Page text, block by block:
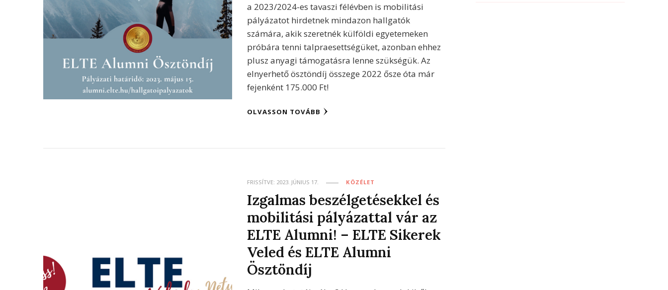
a 2023/2024-es tavaszi félévben is mobilitási
pályázatot hirdetnek mindazon hallgatók
számára, akik szeretnék külföldi egyetemeken
próbára tenni talpraesettségüket, azonban ehhez
plusz anyagi támogatásra lenne szükségük. Az
elnyerhető ösztöndíj összege 2022 ősze óta már
fejenként 175.000 Ft!
OLVASSON TOVÁBB
FRISSÍTVE: 2023. JÚNIUS 17. KÖZÉLET
Izgalmas beszélgetésekkel és
mobilitási pályázattal vár az
ELTE Alumni! – ELTE Sikerek
Veled és ELTE Alumni
Ösztöndíj